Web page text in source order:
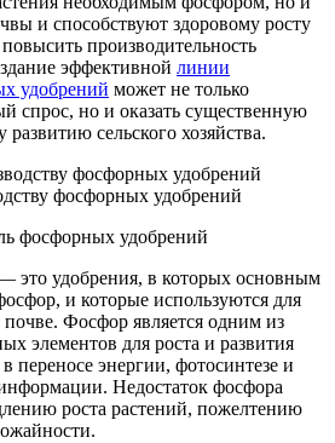
и способствуют здоровому росту
производительность
эффективной линии
удобрений может не только
спрос, но и оказать существенную
сельского хозяйства.
фосфорных удобрений
фосфорных удобрений
это удобрения, в которых основным
и которые используются для
Фосфор является одним из
элементов для роста и развития
переносе энергии, фотосинтезе и
Недостаток фосфора
роста растений, пожелтению